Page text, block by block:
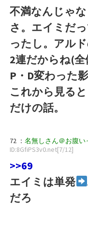
不満なんじゃ
さ。エイミだ
ったし。アル
2連だからね(
P・D変わった
これから見る
だけの話。
72 ： 名無しさん＠お腹い
ID:8GfiPS3v0.net[7/12]
>>69
エイミは単発
だろ